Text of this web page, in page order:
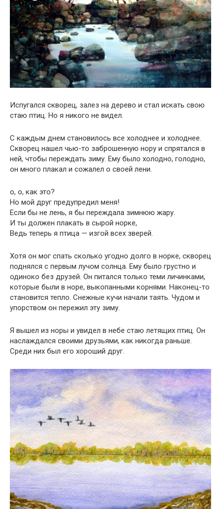
Испугался скворец, залез на дерево и стал искать свою
стаю птиц. Но я никого не видел.
С каждым днем ​​становилось все холоднее и холоднее.
Скворец нашел чью-то заброшенную нору и спрятался в
ней, чтобы переждать зиму. Ему было холодно, голодно,
он много плакал и сожалел о своей лени.
о, о, как это?
Но мой друг предупредил меня!
Если бы не лень, я бы переждала зимнюю жару.
И ты должен плакать в сырой норке,
Ведь теперь я птица — изгой всех зверей.
Хотя он мог спать сколько угодно долго в норке, скворец
поднялся с первым лучом солнца. Ему было грустно и
одиноко без друзей. Он питался только теми личинками,
которые были в норе, выкопанными корнями. Наконец-то
становится тепло. Снежные кучи начали таять. Чудом и
упорством он пережил эту зиму.
Я вышел из норы и увидел в небе стаю летящих птиц. Он
наслаждался своими друзьями, как никогда раньше.
Среди них был его хороший друг.